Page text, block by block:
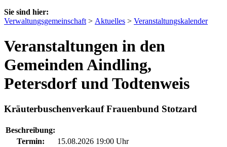
Sie sind hier:
Verwaltungsgemeinschaft > Aktuelles > Veranstaltungskalender
Veranstaltungen in den
Gemeinden Aindling,
Petersdorf und Todtenweis
Kräuterbuschenverkauf Frauenbund Stotzard
Beschreibung:
Termin:
15.08.2026 19:00 Uhr